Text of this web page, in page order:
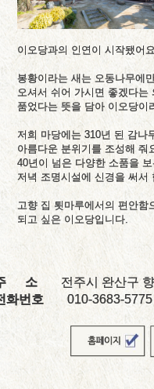
이오당과의 인연이 시작됐어요.
봉황이라는 새는 오동나무에
오셔서 쉬어 가시면 좋겠다
품었다는 뜻을 담아 이오당이
저희 마당에는 310년 된 감나
아름다운 분위기를 조성해 줘
40년이 넘은 다양한 소품을
저녁 조명시설에 신경을 써서
고향 집 툇마루에서의 편안함
되고 싶은 이오당입니다.
소
전주시 완산구
화번호
010-3683-5775